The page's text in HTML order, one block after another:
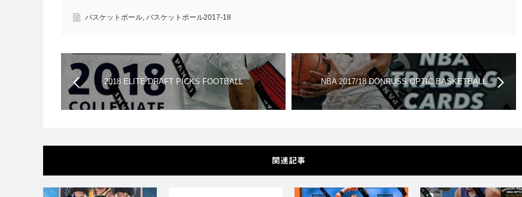
バスケットボール, バスケットボール2017-18
2018 ELITE DRAFT PICKS FOOTBALL
NBA 2017/18 DONRUSS OPTIC BASKETBALL
BLASTER
関連記事